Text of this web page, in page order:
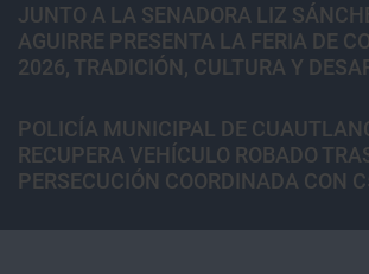
JUNTO A LA SENADORA LIZ
AGUIRRE PRESENTA LA FERIA DE
2026, TRADICIÓN, CULTURA Y
POLICÍA MUNICIPAL DE
RECUPERA VEHÍCULO ROBADO
PERSECUCIÓN COORDINADA CON